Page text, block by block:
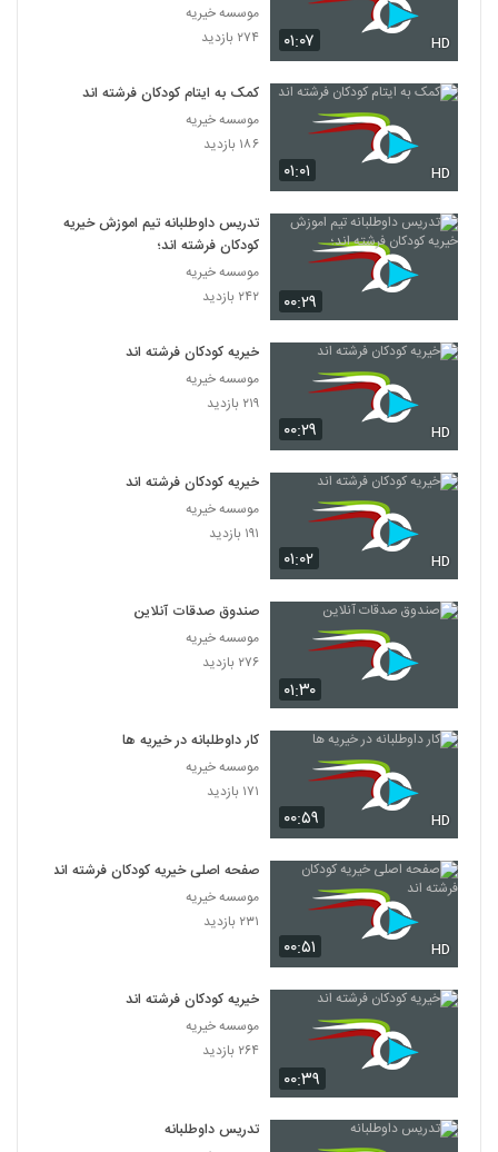
۰۱:۰۷ HD
موسسه خیریه
۲۷۴ بازدید
۰۱:۰۱ HD
کمک به ایتام کودکان فرشته اند
موسسه خیریه
۱۸۶ بازدید
۰۰:۲۹
تدریس داوطلبانه تیم اموزش خیریه
کودکان فرشته اند؛
موسسه خیریه
۲۴۲ بازدید
۰۰:۲۹ HD
خیریه کودکان فرشته اند
موسسه خیریه
۲۱۹ بازدید
۰۱:۰۲ HD
خیریه کودکان فرشته اند
موسسه خیریه
۱۹۱ بازدید
۰۱:۳۰
صندوق صدقات آنلاین
موسسه خیریه
۲۷۶ بازدید
۰۰:۵۹ HD
کار داوطلبانه در خیریه ها
موسسه خیریه
۱۷۱ بازدید
۰۰:۵۱ HD
صفحه اصلی خیریه کودکان فرشته اند
موسسه خیریه
۲۳۱ بازدید
۰۰:۳۹
خیریه کودکان فرشته اند
موسسه خیریه
۲۶۴ بازدید
تدریس داوطلبانه